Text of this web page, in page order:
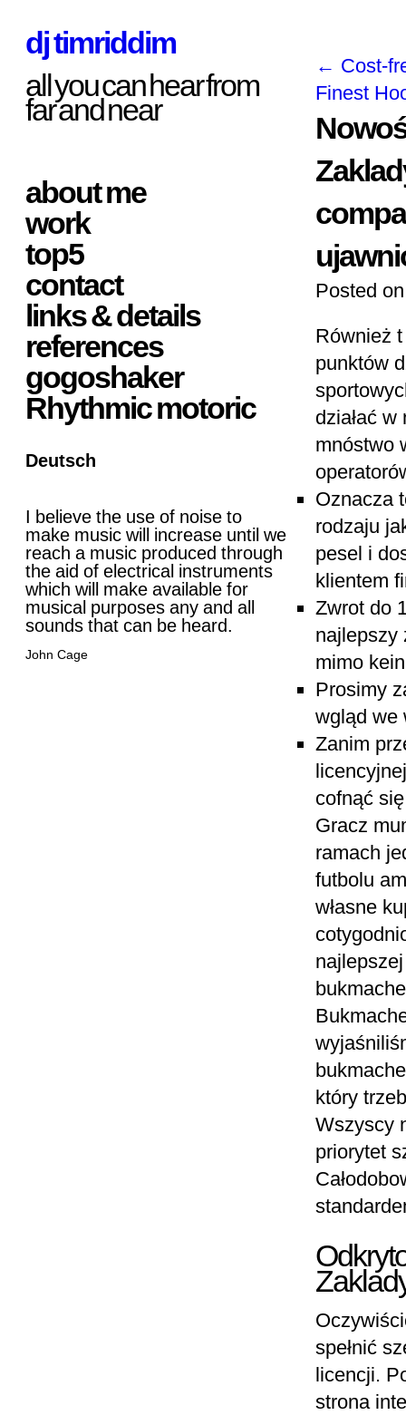
dj timriddim
all you can hear from
far and near
about me
work
top5
contact
links & details
references
gogoshaker
Rhythmic motoric
Deutsch
I believe the use of noise to
make music will increase until we
reach a music produced through
the aid of electrical instruments
which will make available for
musical purposes any and all
sounds that can be heard.
John Cage
← Cost-
Finest
Posted on
Również
punktów
działać w
mnóstwo
Oznacza
rodzaju
pesel i
klientem
Zwrot do
najlepszy
mimo
Prosimy
wgląd we
Zanim
cofnąć
Gracz
ramach
futbolu
własne
który
Wszyscy
priorytet
spełnić
licencji.
strona